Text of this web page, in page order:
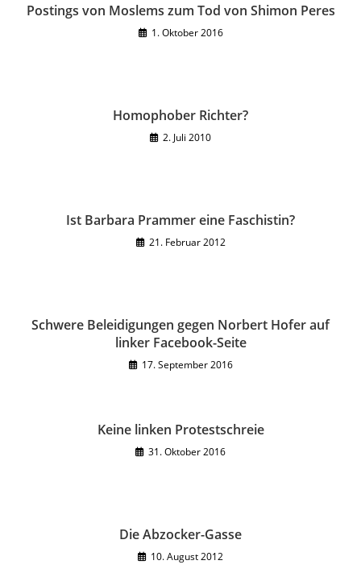
Postings von Moslems zum Tod von Shimon Peres
1. Oktober 2016
Homophober Richter?
2. Juli 2010
Ist Barbara Prammer eine Faschistin?
21. Februar 2012
Schwere Beleidigungen gegen Norbert Hofer auf
linker Facebook-Seite
17. September 2016
Keine linken Protestschreie
31. Oktober 2016
Die Abzocker-Gasse
10. August 2012